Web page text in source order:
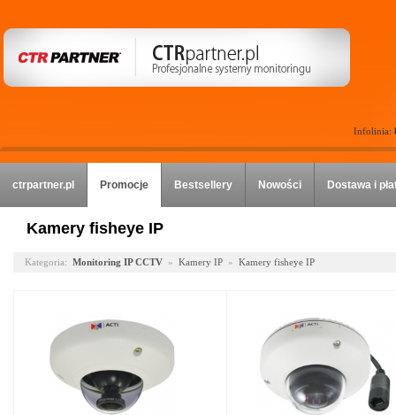
Infolinia:
ctrpartner.pl Promocje Bestsellery Nowości Dostawa i
Kamery fisheye IP
Kategoria: Monitoring IP CCTV » Kamery IP » Kamery fisheye IP